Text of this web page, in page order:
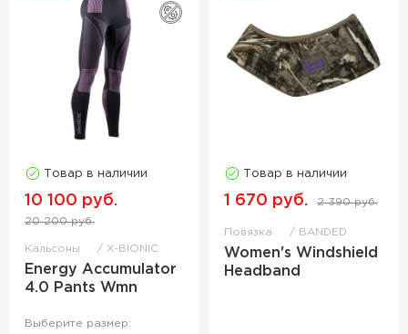
Товар в наличии
10 100 руб.
20 200 руб.
Кальсоны X-BIONIC
Energy Accumulator
4.0 Pants Wmn
Выберите размер:
Товар в наличии
1 670 руб. 2 390 руб.
Повязка BANDED
Women's Windshield
Headband